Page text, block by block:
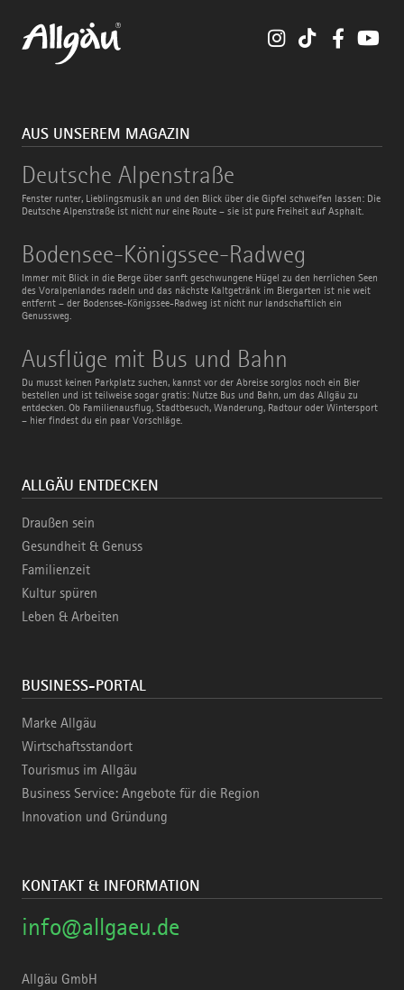
InstagramTikTok
AUS UNSEREM MAGAZIN
Deutsche Alpenstraße
Fenster runter, Lieblingsmusik an und den Blick über die Gipfel schweifen lassen: Die
Deutsche Alpenstraße ist nicht nur eine Route – sie ist pure Freiheit auf Asphalt.
Deutsche
Alpenstraße
Bodensee-Königssee-Radweg
Immer mit Blick in die Berge über sanft geschwungene Hügel zu den herrlichen Seen
des Voralpenlandes radeln und das nächste Kaltgetränk im Biergarten ist nie weit
entfernt – der Bodensee-Königssee-Radweg ist nicht nur landschaftlich ein
Genussweg.
Bodensee-
Königssee-
Radweg
Ausflüge mit Bus und Bahn
Du musst keinen Parkplatz suchen, kannst vor der Abreise sorglos noch ein Bier
bestellen und ist teilweise sogar gratis: Nutze Bus und Bahn, um das Allgäu zu
entdecken. Ob Familienausflug, Stadtbesuch, Wanderung, Radtour oder Wintersport
– hier findest du ein paar Vorschläge.
Ausflüge
mit
Bus
und
Bahn
ALLGÄU ENTDECKEN
Draußen sein
Gesundheit & Genuss
Familienzeit
Kultur spüren
Leben & Arbeiten
BUSINESS-PORTAL
Marke Allgäu
Wirtschaftsstandort
Tourismus im Allgäu
Business Service: Angebote für die Region
Innovation und Gründung
KONTAKT & INFORMATION
info@allgaeu.de
Allgäu GmbH